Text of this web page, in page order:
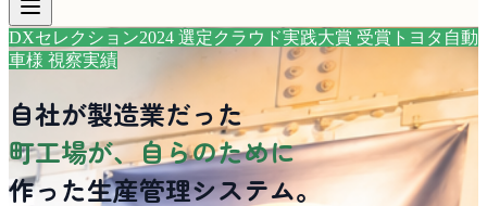
DXセレクション2024 選定クラウド実践大賞 受賞 トヨタ自動
車様 視察実績
自社が製造業だった
町工場が、自らのために
作った生産管理システム。